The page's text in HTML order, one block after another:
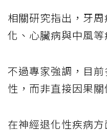
相關研究指出，牙
化、心臟病與中風
不過專家強調，目
性，而非直接因果關
在神經退化性疾病方